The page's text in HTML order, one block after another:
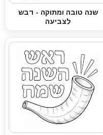
שנה טובה ומתוקה - דבש
לצביעה